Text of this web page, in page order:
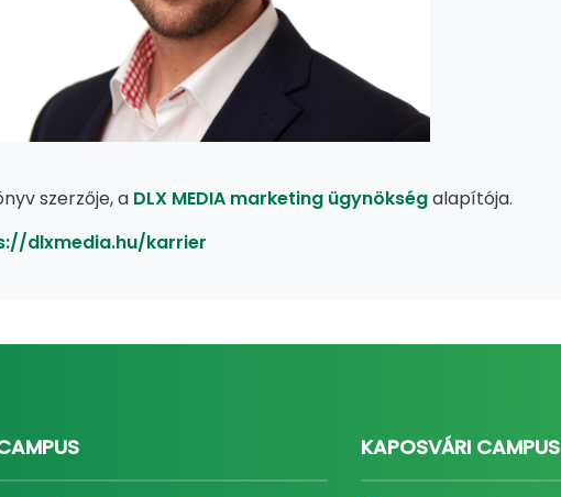
szerzője, a DLX MEDIA marketing ügynökségalapítója.
dlxmedia.hu/karrier
KAPOSVÁRI CAMPUS